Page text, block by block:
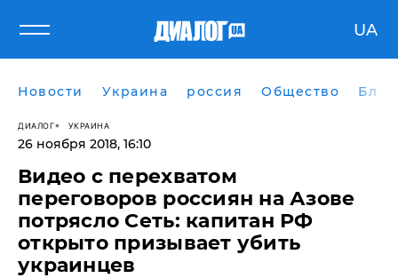
UA
Новости Украина россия Общество
ДИАЛОГ УКРАИНА
26 ноября 2018, 16:10
Видео с перехватом
переговоров россиян на Азове
потрясло Сеть: капитан РФ
открыто призывает убить
украинцев